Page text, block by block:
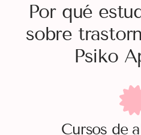
Por qué
sobre
Psiko
Cursosde